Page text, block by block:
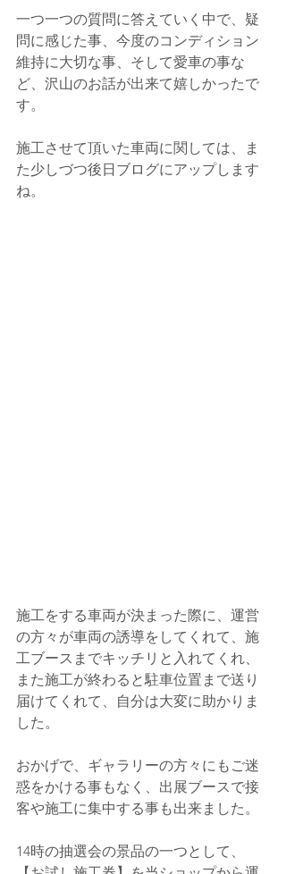
一つ一つの質問に答えていく中で、疑
問に感じた事、今度のコンディション
維持に大切な事、そして愛車の事な
ど、沢山のお話が出来て嬉しかったで
す。
施工させて頂いた車両に関しては、ま
た少しづつ後日ブログにアップします
ね。
施工をする車両が決まった際に、運営
の方々が車両の誘導をしてくれて、施
工ブースまでキッチリと入れてくれ、
また施工が終わると駐車位置まで送り
届けてくれて、自分は大変に助かりま
した。
おかげで、ギャラリーの方々にもご迷
惑をかける事もなく、出展ブースで接
客や施工に集中する事も出来ました。
14時の抽選会の景品の一つとして、